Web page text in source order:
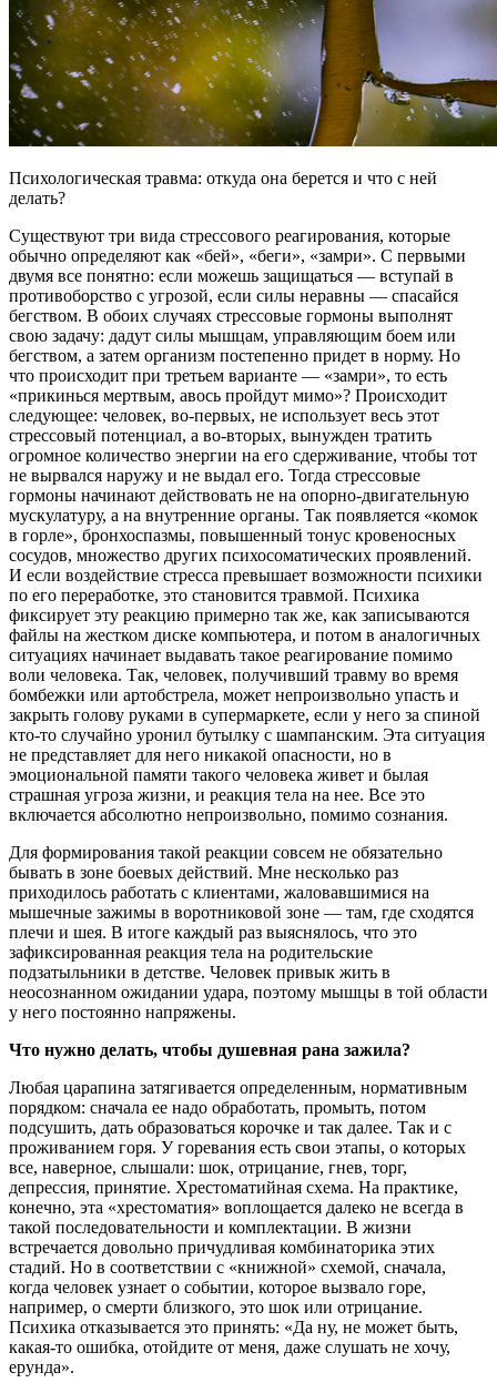
Психологическая травма: откуда она берется и что с ней
делать?
Существуют три вида стрессового реагирования, которые
обычно определяют как «бей», «беги», «замри». С первыми
двумя все понятно: если можешь защищаться — вступай в
противоборство с угрозой, если силы неравны — спасайся
бегством. В обоих случаях стрессовые гормоны выполнят
свою задачу: дадут силы мышцам, управляющим боем или
бегством, а затем организм постепенно придет в норму. Но
что происходит при третьем варианте — «замри», то есть
«прикинься мертвым, авось пройдут мимо»? Происходит
следующее: человек, во-первых, не использует весь этот
стрессовый потенциал, а во-вторых, вынужден тратить
огромное количество энергии на его сдерживание, чтобы тот
не вырвался наружу и не выдал его. Тогда стрессовые
гормоны начинают действовать не на опорно-двигательную
мускулатуру, а на внутренние органы. Так появляется «комок
в горле», бронхоспазмы, повышенный тонус кровеносных
сосудов, множество других психосоматических проявлений.
И если воздействие стресса превышает возможности психики
по его переработке, это становится травмой. Психика
фиксирует эту реакцию примерно так же, как записываются
файлы на жестком диске компьютера, и потом в аналогичных
ситуациях начинает выдавать такое реагирование помимо
воли человека. Так, человек, получивший травму во время
бомбежки или артобстрела, может непроизвольно упасть и
закрыть голову руками в супермаркете, если у него за спиной
кто-то случайно уронил бутылку с шампанским. Эта ситуация
не представляет для него никакой опасности, но в
эмоциональной памяти такого человека живет и былая
страшная угроза жизни, и реакция тела на нее. Все это
включается абсолютно непроизвольно, помимо сознания.
Для формирования такой реакции совсем не обязательно
бывать в зоне боевых действий. Мне несколько раз
приходилось работать с клиентами, жаловавшимися на
мышечные зажимы в воротниковой зоне — там, где сходятся
плечи и шея. В итоге каждый раз выяснялось, что это
зафиксированная реакция тела на родительские
подзатыльники в детстве. Человек привык жить в
неосознанном ожидании удара, поэтому мышцы в той области
у него постоянно напряжены.
Что нужно делать, чтобы душевная рана зажила?
Любая царапина затягивается определенным, нормативным
порядком: сначала ее надо обработать, промыть, потом
подсушить, дать образоваться корочке и так далее. Так и с
проживанием горя. У горевания есть свои этапы, о которых
все, наверное, слышали: шок, отрицание, гнев, торг,
депрессия, принятие. Хрестоматийная схема. На практике,
конечно, эта «хрестоматия» воплощается далеко не всегда в
такой последовательности и комплектации. В жизни
встречается довольно причудливая комбинаторика этих
стадий. Но в соответствии с «книжной» схемой, сначала,
когда человек узнает о событии, которое вызвало горе,
например, о смерти близкого, это шок или отрицание.
Психика отказывается это принять: «Да ну, не может быть,
какая-то ошибка, отойдите от меня, даже слушать не хочу,
ерунда».